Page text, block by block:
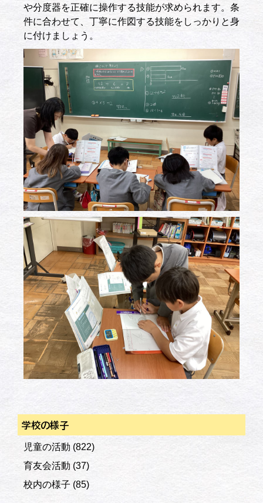
や分度器を正確に操作する技能が求められます。条
件に合わせて、丁寧に作図する技能をしっかりと身
に付けましょう。
学校の様子
児童の活動 (822)
育友会活動 (37)
校内の様子 (85)